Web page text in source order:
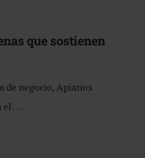
que sostienen
de negocio, Apiarios
el …